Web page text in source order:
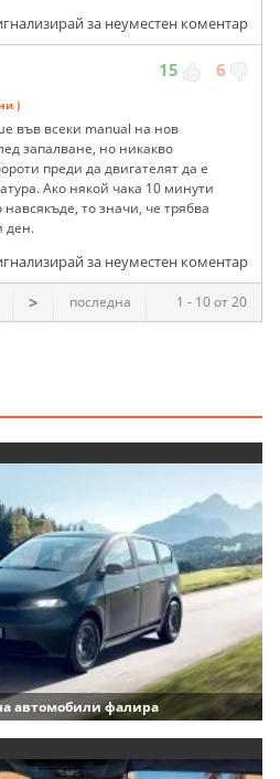
за неуместен коментар
15 6
)
във всеки manual на нов
запалване, но никакво
преди да двигателят да е
Ако някой чака 10 минути
то значи, че трябва
ден.
за неуместен коментар
1 - 10 от 20
> последна
автомобили фалира